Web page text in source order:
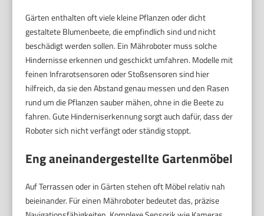
Gärten enthalten oft viele kleine Pflanzen oder dicht
gestaltete Blumenbeete, die empfindlich sind und nicht
beschädigt werden sollen. Ein Mähroboter muss solche
Hindernisse erkennen und geschickt umfahren. Modelle mit
feinen Infrarotsensoren oder Stoßsensoren sind hier
hilfreich, da sie den Abstand genau messen und den Rasen
rund um die Pflanzen sauber mähen, ohne in die Beete zu
fahren. Gute Hinderniserkennung sorgt auch dafür, dass der
Roboter sich nicht verfängt oder ständig stoppt.
Eng aneinandergestellte Gartenmöbel
Auf Terrassen oder in Gärten stehen oft Möbel relativ nah
beieinander. Für einen Mähroboter bedeutet das, präzise